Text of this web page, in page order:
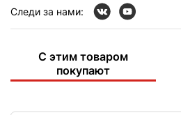
Следи за нами:
С этим товаром
покупают